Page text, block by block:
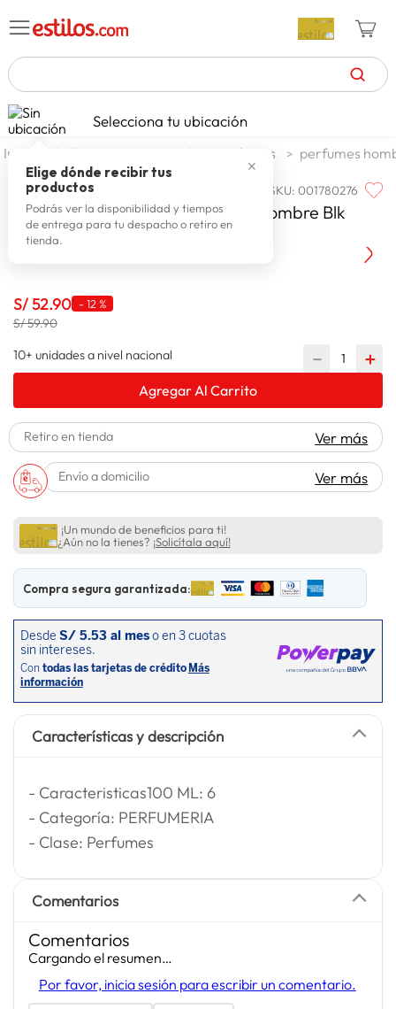
TÉRMINOS MÁS BUSCADOS
1. zapatillas mujer
2. celulares
3. zapatillas hombre
4. moda
6
7. terrex
8. laptop
Selecciona tu ubicación
✕
Elige dónde recibir tus
productos
Podrás ver la disponibilidad y tiempos
de entrega para tu despacho o retiro en
tienda.
belleza higiene y salud perfumes perfumes
CHRIS ADAMS SKU:001780276
Perfume Chris Adams Perfume Hombre Blk
Shadow 100 Ml
S/52.90 - 12 %
S/ 59.90
10+ unidades a nivel nacional
＋
－
Agregar Al Carrito
Retiro en tienda Ver más
Envío a domicilio Ver más
¡Un mundo de beneficios para ti!
¿Aún no la tienes? ¡Solicítala aquí!
Compra segura garantizada:
Características y descripción
- Caracteristicas100 ML: 6
- Categoría: PERFUMERIA
- Clase: Perfumes
Comentarios
Comentarios
Cargando el resumen…
Por favor, inicia sesión para escribir un comentario.